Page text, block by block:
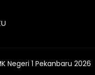
Negeri 1 Pekanbaru 2026